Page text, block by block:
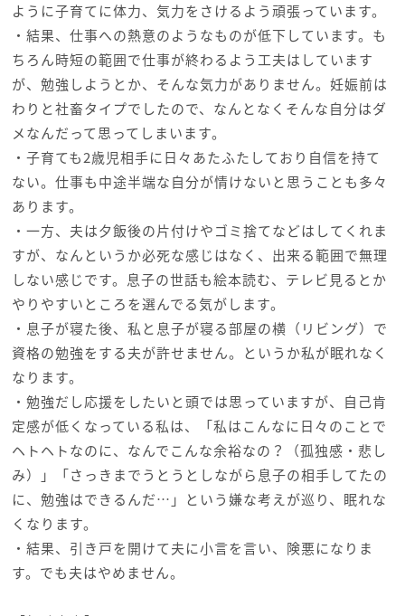
ように子育てに体力、気力をさけるよう頑張っています。
・結果、仕事への熱意のようなものが低下しています。も
ちろん時短の範囲で仕事が終わるよう工夫はしています
が、勉強しようとか、そんな気力がありません。妊娠前は
わりと社畜タイプでしたので、なんとなくそんな自分はダ
メなんだって思ってしまいます。
・子育ても2歳児相手に日々あたふたしており自信を持て
ない。仕事も中途半端な自分が情けないと思うことも多々
あります。
・一方、夫は夕飯後の片付けやゴミ捨てなどはしてくれま
すが、なんというか必死な感じはなく、出来る範囲で無理
しない感じです。息子の世話も絵本読む、テレビ見るとか
やりやすいところを選んでる気がします。
・息子が寝た後、私と息子が寝る部屋の横（リビング）で
資格の勉強をする夫が許せません。というか私が眠れなく
なります。
・勉強だし応援をしたいと頭では思っていますが、自己肯
定感が低くなっている私は、「私はこんなに日々のことで
ヘトヘトなのに、なんでこんな余裕なの？（孤独感・悲し
み）」「さっきまでうとうとしながら息子の相手してたの
に、勉強はできるんだ…」という嫌な考えが巡り、眠れな
くなります。
・結果、引き戸を開けて夫に小言を言い、険悪になりま
す。でも夫はやめません。